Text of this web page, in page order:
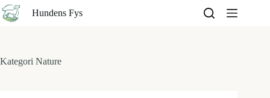
Fortsæt
til
Hundens Fys
Kategori Nature